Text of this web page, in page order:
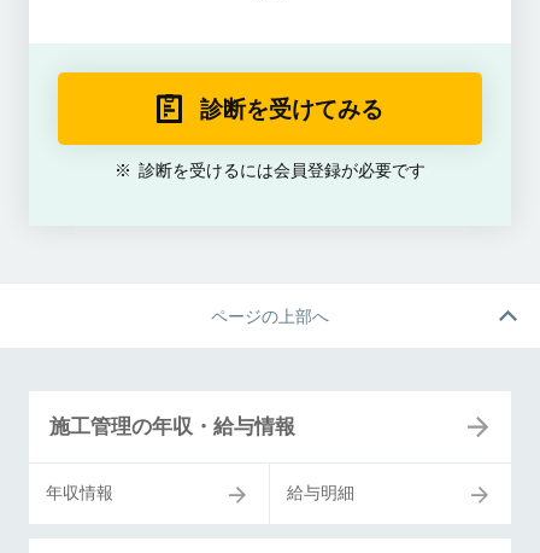
診断を受けてみる
診断を受けるには会員登録が必要です
ページの上部へ
施工管理の年収・給与情報
年収情報 給与明細